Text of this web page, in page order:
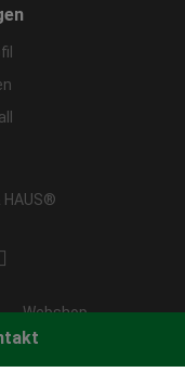
HAUS®
Webshop